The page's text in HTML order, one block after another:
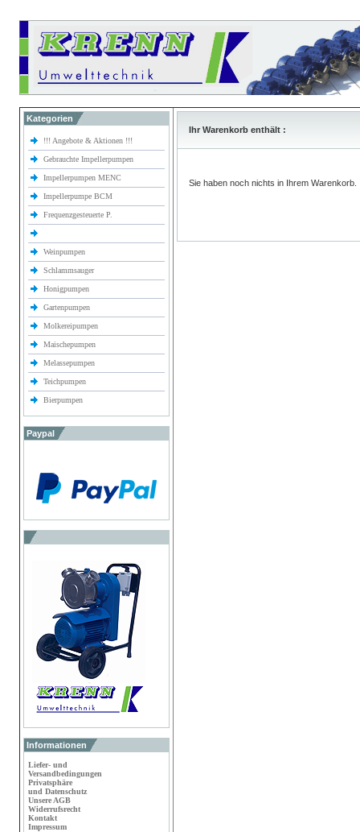
Kategorien
!!! Angebote & Aktionen !!!
Gebrauchte Impellerpumpen
Impellerpumpen MENC
Impellerpumpe BCM
Frequenzgesteuerte P.
Weinpumpen
Schlammsauger
Honigpumpen
Gartenpumpen
Molkereipumpen
Maischepumpen
Melassepumpen
Teichpumpen
Bierpumpen
Paypal
Informationen
Liefer- und
Versandbedingungen
Privatsphäre
und Datenschutz
Unsere AGB
Widerrufsrecht
Kontakt
Impressum
Ihr Warenkorb enthält :
Sie haben noch nichts in Ihrem Warenkorb.